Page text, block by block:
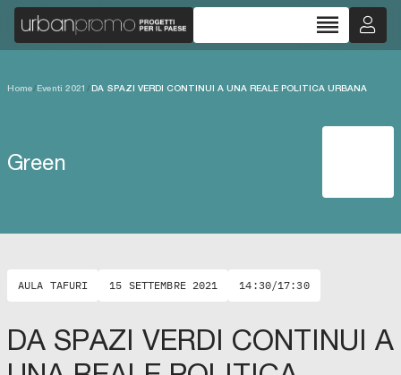
reorder
Home/Eventi 2021 /DA SPAZI VERDI CONTINUI A UNA REALE POLITICA URBANA
Green
AULA TAFURI 15 SETTEMBRE 2021 14:30/17:30
DA SPAZI VERDI CONTINUI A